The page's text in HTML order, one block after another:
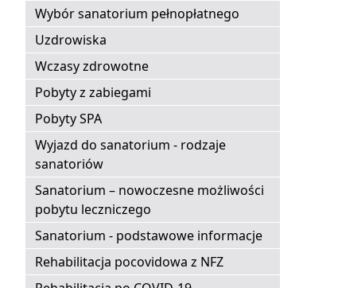
Wybór sanatorium pełnopłatnego
Uzdrowiska
Wczasy zdrowotne
Pobyty z zabiegami
Pobyty SPA
Wyjazd do sanatorium - rodzaje
sanatoriów
Sanatorium – nowoczesne możliwości
pobytu leczniczego
Sanatorium - podstawowe informacje
Rehabilitacja pocovidowa z NFZ